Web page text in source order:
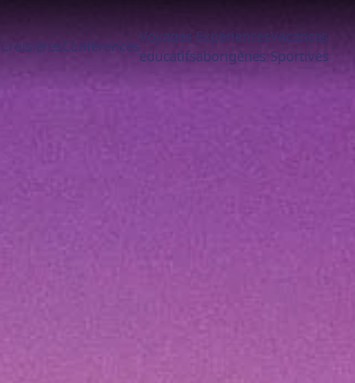
CroisièresConférences
Voyages
éducatifs
Expériences
aborigènes
Vacances
Sportives